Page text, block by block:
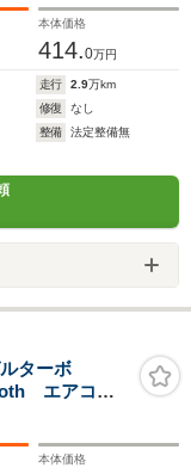
本体価格
414.0万円
走行 2.9万km
修復
なし
整備
法定整備無
ターボ
エアコン
ロール
本体価格